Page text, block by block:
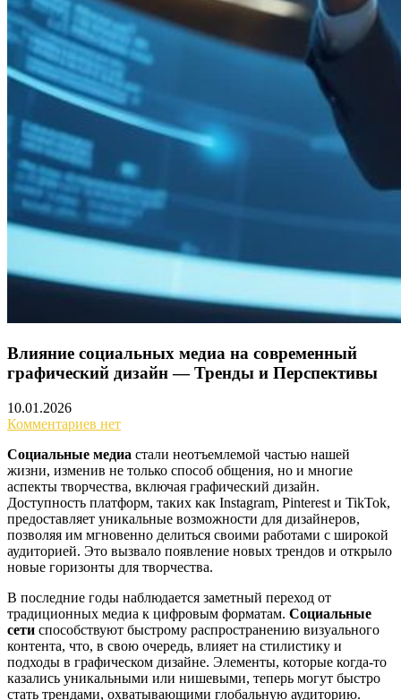
Влияние социальных медиа на современный
графический дизайн — Тренды и Перспективы
10.01.2026
Комментариев нет
Социальные медиа стали неотъемлемой частью нашей
жизни, изменив не только способ общения, но и многие
аспекты творчества, включая графический дизайн.
Доступность платформ, таких как Instagram, Pinterest и TikTok,
предоставляет уникальные возможности для дизайнеров,
позволяя им мгновенно делиться своими работами с широкой
аудиторией. Это вызвало появление новых трендов и открыло
новые горизонты для творчества.
В последние годы наблюдается заметный переход от
традиционных медиа к цифровым форматам. Социальные
сети способствуют быстрому распространению визуального
контента, что, в свою очередь, влияет на стилистику и
подходы в графическом дизайне. Элементы, которые когда-то
казались уникальными или нишевыми, теперь могут быстро
стать трендами, охватывающими глобальную аудиторию.